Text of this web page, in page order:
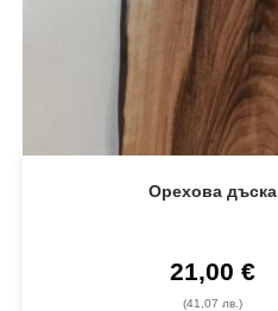
Орехова дъска
21,00 €
(41,07 лв.)